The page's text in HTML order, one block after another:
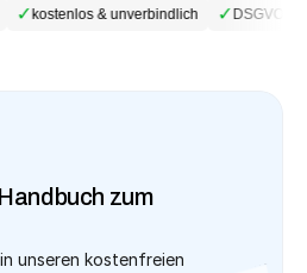
✓kostenlos & unverbindlich ✓DSGVO-
zum
unseren kostenfreien